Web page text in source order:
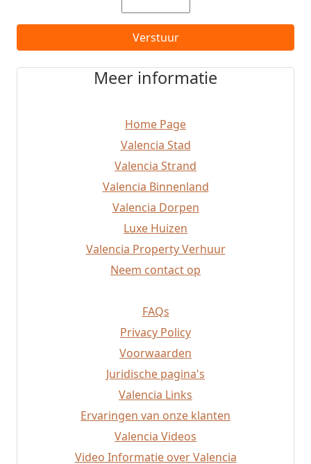
El Puig
El Campello
Catadau
Sueca
Bocairent
Albaida
Javea
Altea
Valencia Strand
Requena
Rafelbunyol
Alzira
Mislata
Verstuur
Meer informatie
Home Page
Valencia Stad
Valencia Strand
Valencia Binnenland
Valencia Dorpen
Luxe Huizen
Valencia Property Verhuur
Neem contact op
FAQs
Privacy Policy
Voorwaarden
Juridische pagina's
Valencia Links
Ervaringen van onze klanten
Valencia Videos
Video Informatie over Valencia